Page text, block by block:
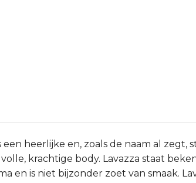
heerlijke en, zoals de naam al zegt,
krachtige body. Lavazza staat
en is niet bijzonder zoet van smaak.